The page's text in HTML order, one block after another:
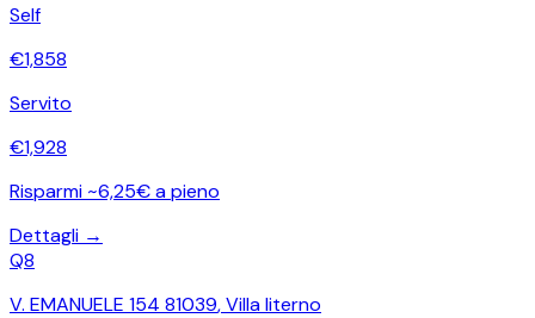
Self
€1,858
Servito
€1,928
Risparmi ~6,25€ a pieno
Dettagli →
Q8
V. EMANUELE 154 81039,Villa literno